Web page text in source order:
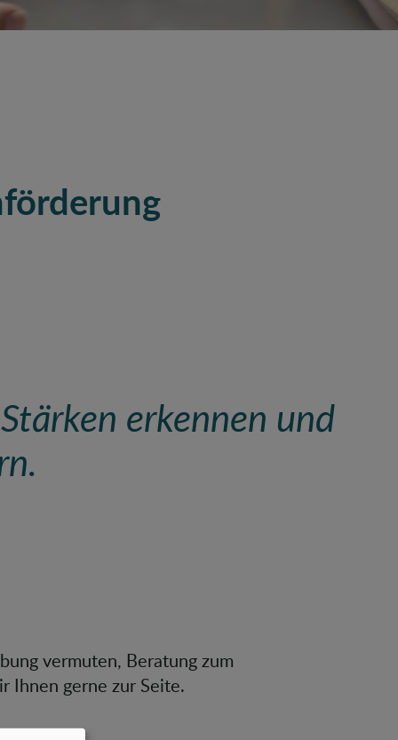
erkennen und
vermuten, Beratung zum
Ihnen gerne zur Seite.